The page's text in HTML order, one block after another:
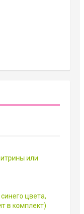
или
цвета,
в комплект)